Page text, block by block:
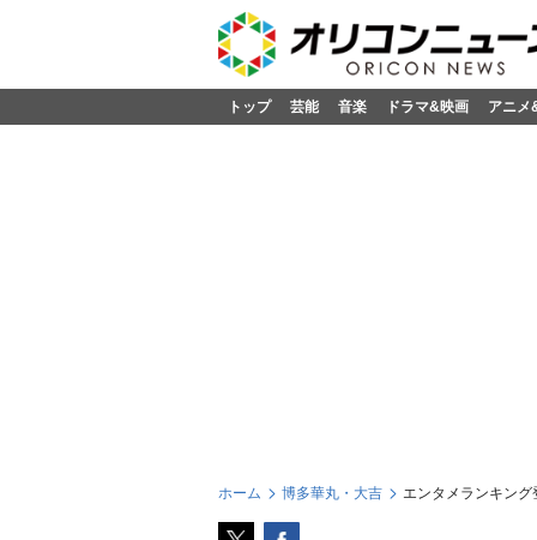
トップ 芸能 音楽 ドラマ&映画 アニメ
ホーム 博多華丸・大吉 エンタメランキング